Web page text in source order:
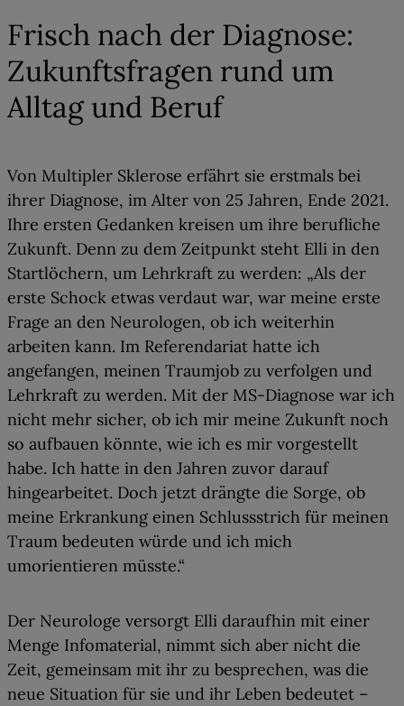
Frisch nach der Diagnose:
Zukunftsfragen rund um
Alltag und Beruf
Von Multipler Sklerose erfährt sie erstmals bei
ihrer Diagnose, im Alter von 25 Jahren, Ende 2021.
Ihre ersten Gedanken kreisen um ihre berufliche
Zukunft. Denn zu dem Zeitpunkt steht Elli in den
Startlöchern, um Lehrkraft zu werden: „Als der
erste Schock etwas verdaut war, war meine erste
Frage an den Neurologen, ob ich weiterhin
arbeiten kann. Im Referendariat hatte ich
angefangen, meinen Traumjob zu verfolgen und
Lehrkraft zu werden. Mit der MS-Diagnose war ich
nicht mehr sicher, ob ich mir meine Zukunft noch
so aufbauen könnte, wie ich es mir vorgestellt
habe. Ich hatte in den Jahren zuvor darauf
hingearbeitet. Doch jetzt drängte die Sorge, ob
meine Erkrankung einen Schlussstrich für meinen
Traum bedeuten würde und ich mich
umorientieren müsste.“
Der Neurologe versorgt Elli daraufhin mit einer
Menge Infomaterial, nimmt sich aber nicht die
Zeit, gemeinsam mit ihr zu besprechen, was die
neue Situation für sie und ihr Leben bedeutet –